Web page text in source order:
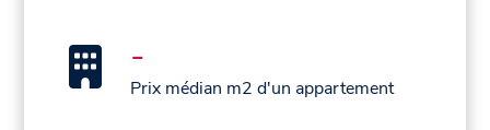
-
Prix médian m2 d'un appartement